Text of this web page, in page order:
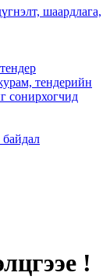
шаардлага,
тендерийн
сонирхогчид
!